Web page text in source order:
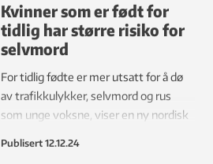
Kvinner som er født for
tidlig har større risiko for
selvmord
For tidlig fødte er mer utsatt for å dø
av trafikkulykker, selvmord og rus
som unge voksne, viser en ny nordisk
Publisert 12.12.24